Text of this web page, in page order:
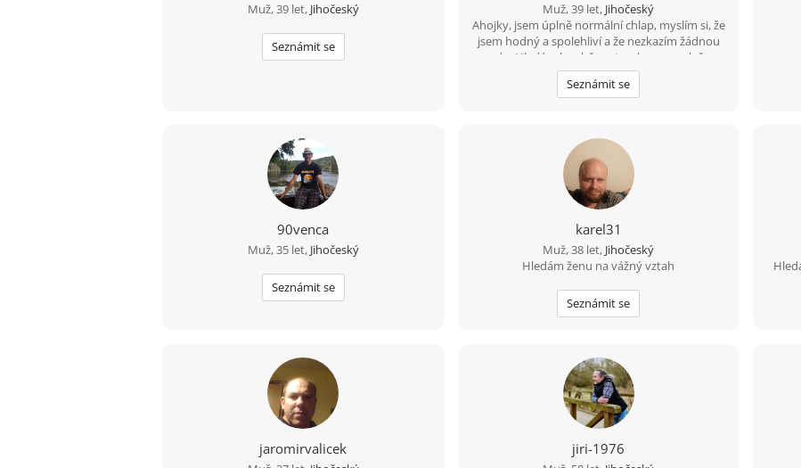
Muž, 39 let, Jihočeský
Seznámit se
Muž, 39 let, Jihočeský
Ahojky, jsem úplně normální chlap, myslím si, že
jsem hodný a spolehliví a že nezkazím žádnou
srandu. Hledám k sobě partnerku na společnou
a pohodovou cestu životem. Malé dítě není
překážkou????
Seznámit se
90venca
Muž, 35 let, Jihočeský
Seznámit se
karel31
Muž, 38 let, Jihočeský
Hledám ženu na vážný vztah
Seznámit se
jaromirvalicek jiri-1976